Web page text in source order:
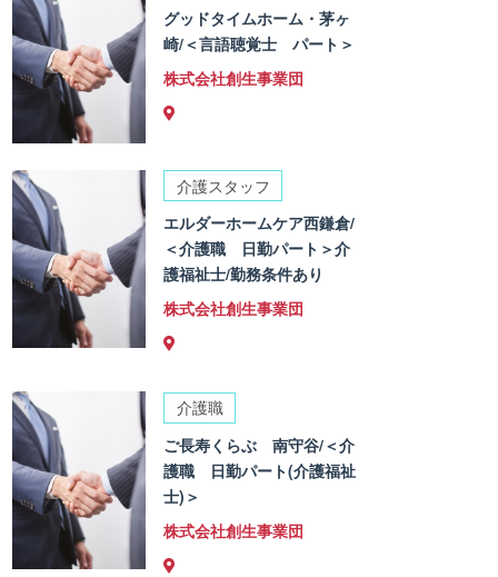
グッドタイムホーム・茅ヶ
崎/＜言語聴覚士 パート＞
株式会社創生事業団
介護スタッフ
エルダーホームケア西鎌倉/
＜介護職 日勤パート＞介
護福祉士/勤務条件あり
株式会社創生事業団
介護職
ご長寿くらぶ 南守谷/＜介
護職 日勤パート(介護福祉
士)＞
株式会社創生事業団